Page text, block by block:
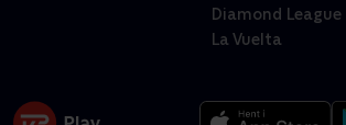
Diamond League
La Vuelta